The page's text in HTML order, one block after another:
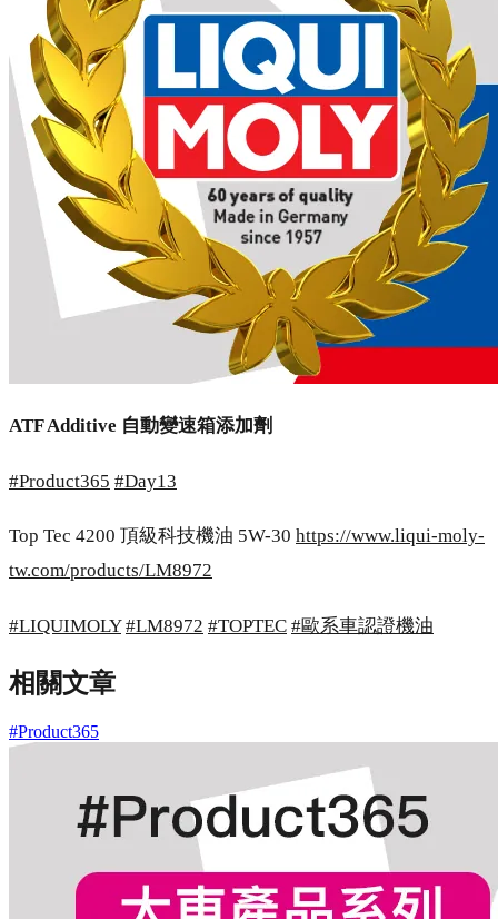
ATF Additive 自動變速箱添加劑
#Product365 #Day13
Top Tec 4200 頂級科技機油 5W-30 https://www.liqui-moly-
tw.com/products/LM8972
#LIQUIMOLY #LM8972 #TOPTEC #歐系車認證機油
相關文章
#Product365